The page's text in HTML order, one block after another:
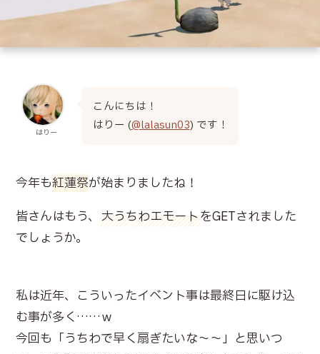
はりー
こんにちは！
はりー (@lalasun03) です！
今年も紅蓮祭が始まりましたね！
皆さんはもう、大うちわエモートをGETされました
でしょうか。
私は近年、こういったイベント事は最終日に駆け込
む事が多く……ｗ
今回も「うちわで早く扇ぎたいな～～」と思いつ